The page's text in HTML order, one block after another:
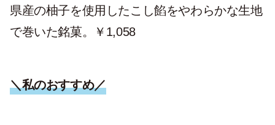
県産の柚子を使用したこし餡をやわらかな生地
で巻いた銘菓。￥1,058
＼私のおすすめ／